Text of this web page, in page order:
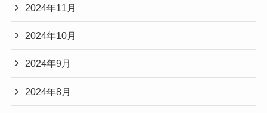
2024年11月
2024年10月
2024年9月
2024年8月